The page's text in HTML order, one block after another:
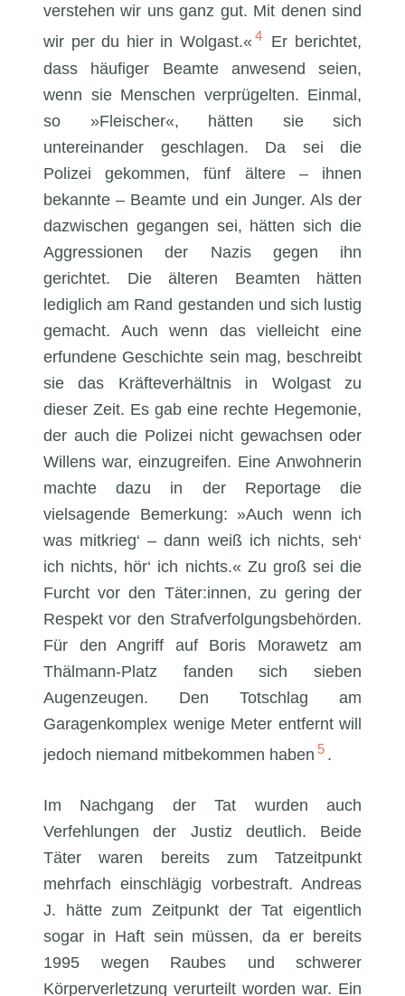
verstehen wir uns ganz gut. Mit denen sind
wir per du hier in Wolgast.« 4
Er berichtet,
dass häufiger Beamte anwesend seien,
wenn sie Menschen verprügelten. Einmal,
so »Fleischer«, hätten sie sich
untereinander geschlagen. Da sei die
Polizei gekommen, fünf ältere – ihnen
bekannte – Beamte und ein Junger. Als der
dazwischen gegangen sei, hätten sich die
Aggressionen der Nazis gegen ihn
gerichtet. Die älteren Beamten hätten
lediglich am Rand gestanden und sich lustig
gemacht. Auch wenn das vielleicht eine
erfundene Geschichte sein mag, beschreibt
sie das Kräfteverhältnis in Wolgast zu
dieser Zeit. Es gab eine rechte Hegemonie,
der auch die Polizei nicht gewachsen oder
Willens war, einzugreifen. Eine Anwohnerin
machte dazu in der Reportage die
vielsagende Bemerkung: »Auch wenn ich
was mitkrieg‘ – dann weiß ich nichts, seh‘
ich nichts, hör‘ ich nichts.« Zu groß sei die
Furcht vor den Täter:innen, zu gering der
Respekt vor den Strafverfolgungsbehörden.
Für den Angriff auf Boris Morawetz am
Thälmann-Platz fanden sich sieben
Augenzeugen. Den Totschlag am
Garagenkomplex wenige Meter entfernt will
jedoch niemand mitbekommen haben 5 .
Im Nachgang der Tat wurden auch
Verfehlungen der Justiz deutlich. Beide
Täter waren bereits zum Tatzeitpunkt
mehrfach einschlägig vorbestraft. Andreas
J. hätte zum Zeitpunkt der Tat eigentlich
sogar in Haft sein müssen, da er bereits
1995 wegen Raubes und schwerer
Körperverletzung verurteilt worden war. Ein